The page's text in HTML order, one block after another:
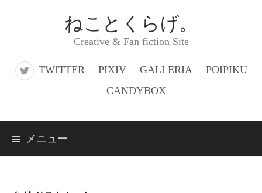
ス
ねことくらげ。
Creative & Fan fiction Site
TWITTER PIXIV GALLERIA
POIPIKU
CANDYBOX
メニュー